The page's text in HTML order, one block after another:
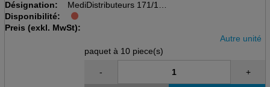
Désignation:
MediDistributeurs 171/179
pack à 10 pcs
avec couvercle coulissant
Disponibilité:
Preis (exkl. MwSt):
Autre unité
paquet à 10 piece(s)
- +